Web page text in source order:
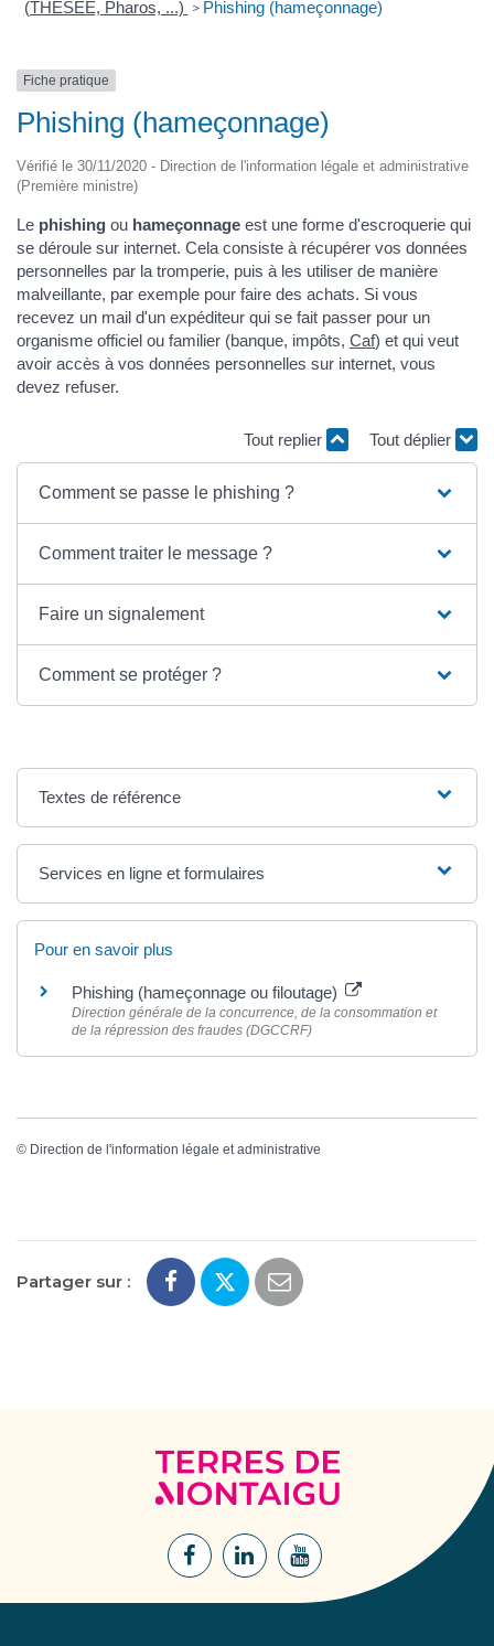
(THESEE, Pharos, ...) > Phishing (hameçonnage)
Fiche pratique
Phishing (hameçonnage)
Vérifié le 30/11/2020 - Direction de l'information légale et administrative
(Première ministre)
Le phishing ou hameçonnage est une forme d'escroquerie qui
se déroule sur internet. Cela consiste à récupérer vos données
personnelles par la tromperie, puis à les utiliser de manière
malveillante, par exemple pour faire des achats. Si vous
recevez un mail d'un expéditeur qui se fait passer pour un
organisme officiel ou familier (banque, impôts, Caf) et qui veut
avoir accès à vos données personnelles sur internet, vous
devez refuser.
Tout replier Tout déplier
Comment se passe le phishing ?
Comment traiter le message ?
Faire un signalement
Comment se protéger ?
Textes de référence
Services en ligne et formulaires
Pour en savoir plus
Phishing (hameçonnage ou filoutage)
Direction générale de la concurrence, de la consommation et
de la répression des fraudes (DGCCRF)
© Direction de l'information légale et administrative
Partager sur :
Terres
de
Montaigu
Lien
Lien
Lien